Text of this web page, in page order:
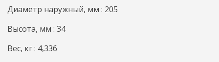
Диаметр наружный, мм : 205
Высота, мм : 34
Вес, кг : 4,336